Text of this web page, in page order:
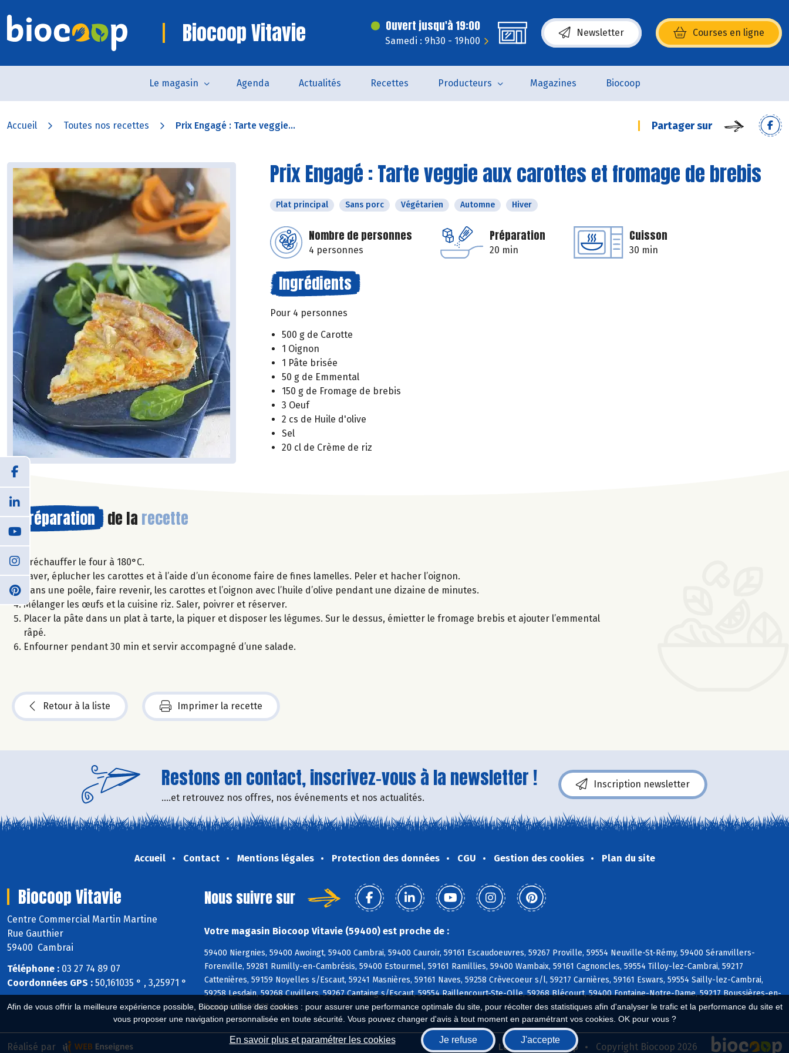
Afin de vous offrir la meilleure expérience possible, Biocoop utilise des cookies : pour assurer une performance optimale du site, pour récolter des statistiques afin d'analyser le trafic et la performance du site et
vous proposer une navigation personnalisée en toute sécurité. Vous pouvez changer d'avis à tout moment en paramétrant vos cookies. OK pour vous ?
En savoir plus et paramétrer les cookies Je refuse J'accepte
Biocoop Vitavie Ouvert jusqu'à 19:00
Samedi : 9h30 - 19h00
Newsletter Courses en ligne
(s’ouvre dans une nouvelle fenêtre)
Le magasin Agenda Actualités Recettes Producteurs Magazines Biocoop
Accueil Toutes nos recettes Prix Engagé : Tarte veggie... Partager sur
Prix Engagé : Tarte veggie aux carottes et fromage de brebis
Plat principal Sans porc Végétarien Automne Hiver
Nombre de personnes
4 personnes
Préparation
20 min
Cuisson
30 min
Ingrédients
Pour 4 personnes
500 g de Carotte
1 Oignon
1 Pâte brisée
50 g de Emmental
150 g de Fromage de brebis
3 Oeuf
2 cs de Huile d'olive
Sel
20 cl de Crème de riz
Préparation de la recette
Préchauffer le four à 180°C.
Laver, éplucher les carottes et à l’aide d’un économe faire de fines lamelles. Peler et hacher l’oignon.
Dans une poêle, faire revenir, les carottes et l’oignon avec l’huile d’olive pendant une dizaine de minutes.
Mélanger les œufs et la cuisine riz. Saler, poivrer et réserver.
Placer la pâte dans un plat à tarte, la piquer et disposer les légumes. Sur le dessus, émietter le fromage brebis et ajouter l’emmental
râpé.
Enfourner pendant 30 min et servir accompagné d’une salade.
Retour à la liste Imprimer la recette
Restons en contact, inscrivez-vous à la newsletter !
....et retrouvez nos offres, nos événements et nos actualités.
Inscription newsletter
Accueil Contact Mentions légales Protection des données CGU Gestion des cookies Plan du site
Biocoop Vitavie
Centre Commercial Martin Martine
Rue Gauthier
59400 Cambrai
Téléphone : 03 27 74 89 07
Coordonnées GPS : 50,161035 ° , 3,25971 °
Nous suivre sur
Votre magasin Biocoop Vitavie (59400) est proche de :
59400 Niergnies, 59400 Awoingt, 59400 Cambrai, 59400 Cauroir, 59161 Escaudoeuvres, 59267 Proville, 59554 Neuville-St-Rémy, 59400 Séranvillers-
Forenville, 59281 Rumilly-en-Cambrésis, 59400 Estourmel, 59161 Ramillies, 59400 Wambaix, 59161 Cagnoncles, 59554 Tilloy-lez-Cambrai, 59217
Cattenières, 59159 Noyelles s/Escaut, 59241 Masnières, 59161 Naves, 59258 Crèvecoeur s/l, 59217 Carnières, 59161 Eswars, 59554 Sailly-lez-Cambrai,
59258 Lesdain, 59268 Cuvillers, 59267 Cantaing s/Escaut, 59554 Raillencourt-Ste-Olle, 59268 Blécourt, 59400 Fontaine-Notre-Dame, 59217 Boussières-en-
Cambrésis, 59127 Esnes
Biocoop.fr Le réseau Biocoop Copyright Biocoop 2026
Réalisé par